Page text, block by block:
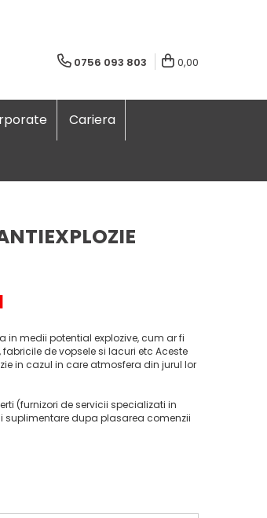
0756 093 803 0,00
Cariera
in medii potential explozive, cum ar fi
de vopsele si lacuri etc Aceste
in cazul in care atmosfera din jurul lor
(furnizori de servicii specializati in
suplimentare dupa plasarea comenzii